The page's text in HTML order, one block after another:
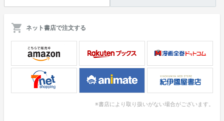
ネット書店で注文する
※書店により取り扱いがない場合がございます。